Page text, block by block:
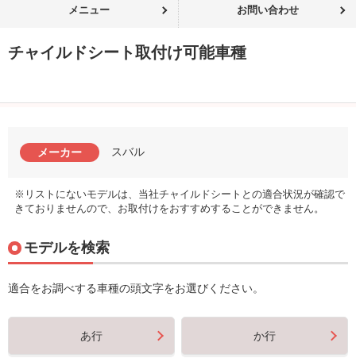
メニュー お問い合わせ
チャイルドシート取付け可能車種
メーカー スバル
※リストにないモデルは、当社チャイルドシートとの適合状況が確認で
きておりませんので、お取付けをおすすめすることができません。
モデルを検索
適合をお調べする車種の頭文字をお選びください。
あ行 か行